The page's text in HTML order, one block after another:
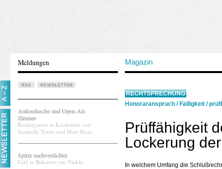
Meldungen Magazin
Außendusche und Open-Air-
Zimmer
Kindergarten in Katalonien von
Sarquella Torres und Marc Riera
Spitze nachverdichtet
Café in Bukarest von Vinklu
RECHTSPRECHUNG
Honoraranspruch / Fälligkeit /
Prüffähigkeit
Lockerung
In welchem Umfang die